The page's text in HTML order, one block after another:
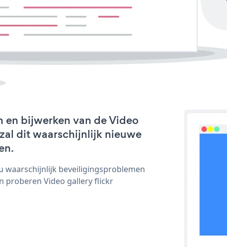
en bijwerken van de Video
dit waarschijnlijk nieuwe
waarschijnlijk beveiligingsproblemen
proberen Video gallery flickr